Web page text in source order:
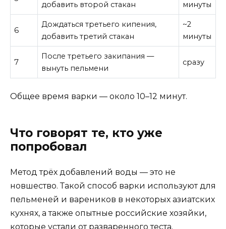
добавить второй стакан
минуты
6
Дождаться третьего кипения,
добавить третий стакан
~2
минуты
7
После третьего закипания —
вынуть пельмени
сразу
Общее время варки — около 10–12 минут.
Что говорят те, кто уже
попробовал
Метод трёх добавлений воды — это не
новшество. Такой способ варки используют для
пельменей и вареников в некоторых азиатских
кухнях, а также опытные российские хозяйки,
которые устали от разваренного теста.